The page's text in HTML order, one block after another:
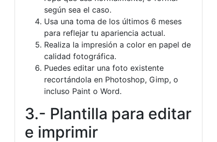
según sea el caso.
Usa una toma de los últimos 6 meses
para reflejar tu apariencia actual.
Realiza la impresión a color en papel de
calidad fotográfica.
Puedes editar una foto existente
recortándola en Photoshop, Gimp, o
incluso Paint o Word.
3.- Plantilla para editar
e imprimir